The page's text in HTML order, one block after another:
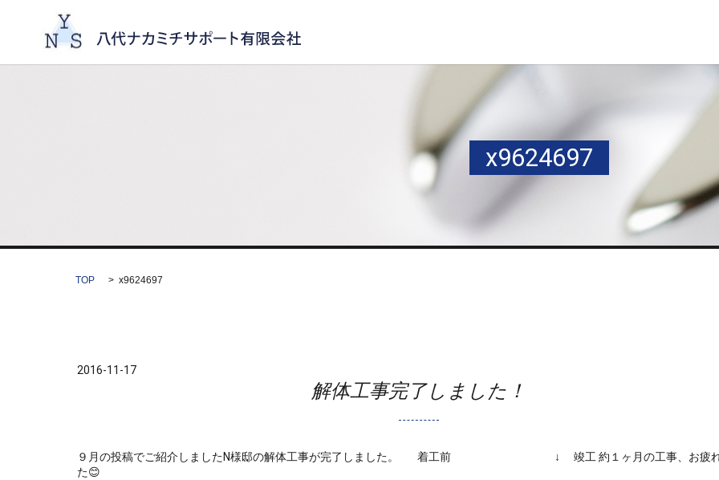
x9624697
TOP x9624697
2016-11-17
解体工事完了しました！
９月の投稿でご紹介しましたN様邸の解体工事が完了しました。 着工前 ↓ 竣工 約１ヶ月の工事、お疲れ
た😊